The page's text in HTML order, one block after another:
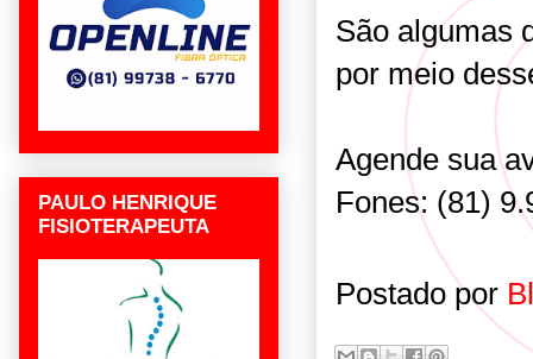
São algumas
por meio
Agende sua
Fones: (81)
Postado por
PAULO HENRIQUE
FISIOTERAPEUTA